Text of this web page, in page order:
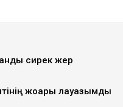
сирек жер
жоғары лауазымды